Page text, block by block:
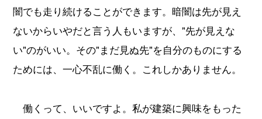
闇でも走り続けることができます。暗闇は先が見え
ないからいやだと言う人もいますが、"先が見えな
い"のがいい。その"まだ見ぬ先"を自分のものにする
ためには、一心不乱に働く。これしかありません。
働くって、いいですよ。私が建築に興味をもった